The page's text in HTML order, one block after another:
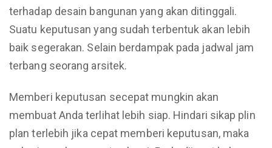
terhadap desain bangunan yang akan ditinggali.
Suatu keputusan yang sudah terbentuk akan lebih
baik segerakan. Selain berdampak pada jadwal jam
terbang seorang arsitek.
Memberi keputusan secepat mungkin akan
membuat Anda terlihat lebih siap. Hindari sikap plin
plan terlebih jika cepat memberi keputusan, maka